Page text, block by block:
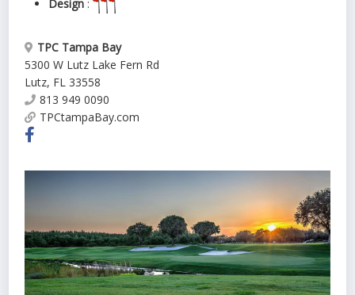
Design :
TPC Tampa Bay
5300 W Lutz Lake Fern Rd
Lutz, FL 33558
813 949 0090
TPCtampaBay.com